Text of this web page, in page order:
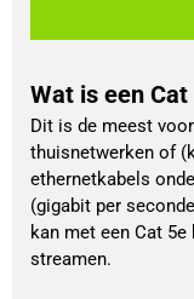
Wat is een
Dit is de meest
thuisnetwerken of
ethernetkabels
(gigabit per
kan met een Cat 5e
streamen.